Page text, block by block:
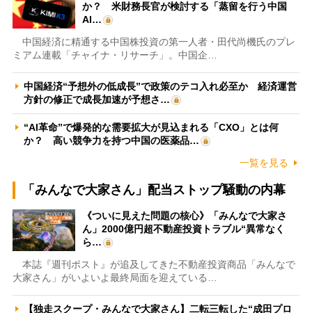
か？ 米財務長官が検討する「蒸留を行う中国
AI…
中国経済に精通する中国株投資の第一人者・田代尚機氏のプレ
ミアム連載「チャイナ・リサーチ」。中国企…
中国経済“予想外の低成長”で政策のテコ入れ必至か 経済運営
方針の修正で成長加速が予想さ…
“AI革命”で爆発的な需要拡大が見込まれる「CXO」とは何
か？ 高い競争力を持つ中国の医薬品…
一覧を見る
「みんなで大家さん」配当ストップ騒動の内幕
《ついに見えた問題の核心》「みんなで大家さ
ん」2000億円超不動産投資トラブル“異常なく
ら…
本誌『週刊ポスト』が追及してきた不動産投資商品「みんなで
大家さん」がいよいよ最終局面を迎えている…
【独走スクープ・みんなで大家さん】二転三転した“成田プロ